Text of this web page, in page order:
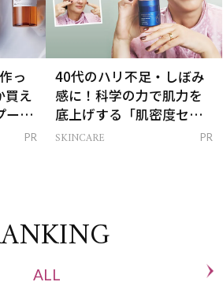
っ
買え
ー＆
PR
40代のハリ不足・しぼみ
感に！科学の力で肌力を
底上げする「肌密度セラ
ム」
SKINCARE PR
ALL